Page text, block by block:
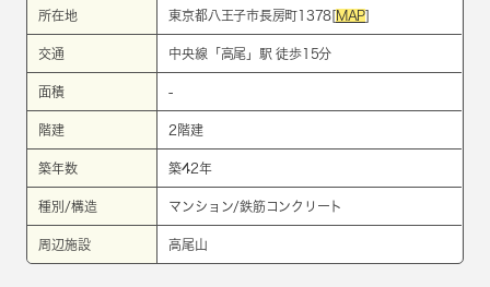
所在地 東京都八王子市長房町1378[ MAP
交通 中央線 「 高尾 」駅 徒歩15分
面積 -
階建 2階建
築年数 築42年
種別/構造 マンション/鉄筋コンクリート
周辺施設 高尾山